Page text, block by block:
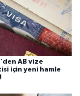
AB vize
için yeni hamle